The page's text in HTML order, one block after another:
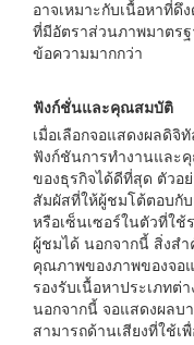
อาจเหมาะกับเนื้อหาที่
ที่มีอัตราส่วนภาพมาตรฐ
ข้อความมากกว่า
ฟังก์ชั่นและคุณสมบัติ
เมื่อเลือกจอแสดงผลดิ
ฟังก์ชันการทำงานและ
ของธุรกิจได้ดีที่สุด ตัวอ
สัมผัสที่ให้ผู้ชมโต้ตอบกั
หรือเซ็นเซอร์ในตัวที่ใช้
ผู้ชมได้ นอกจากนี้ สิ่งส
คุณภาพของภาพของจอ
รองรับเนื้อหาประเภทต่
นอกจากนี้ จอแสดงผลบ
สามารถด้านเสียงที่ใช้